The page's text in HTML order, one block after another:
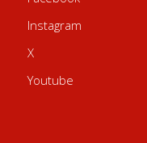
Instagram
X
Youtube